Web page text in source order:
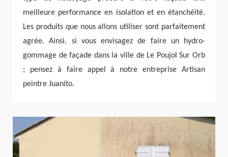
meilleure performance en isolation et en étanchéité.
Les produits que nous allons utiliser sont parfaitement
agrée. Ainsi, si vous envisagez de faire un hydro-
gommage de façade dans la ville de Le Poujol Sur Orb
; pensez à faire appel à notre entreprise Artisan
peintre Juanito.